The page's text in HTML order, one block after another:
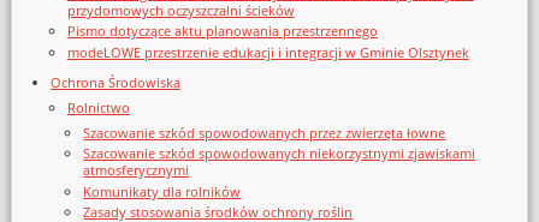
przydomowych oczyszczalni ścieków
Pismo dotyczące aktu planowania przestrzennego
modeLOWE przestrzenie edukacji i integracji w Gminie Olsztynek
Ochrona Środowiska
Rolnictwo
Szacowanie szkód spowodowanych przez zwierzęta łowne
Szacowanie szkód spowodowanych niekorzystnymi zjawiskami
atmosferycznymi
Komunikaty dla rolników
Zasady stosowania środków ochrony roślin